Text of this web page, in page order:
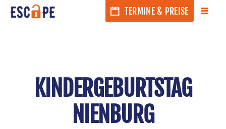
TERMINE & PREISE
KINDERGEBURTSTAG
NIENBURG